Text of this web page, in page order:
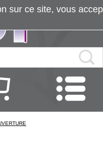
sur ce site, vous